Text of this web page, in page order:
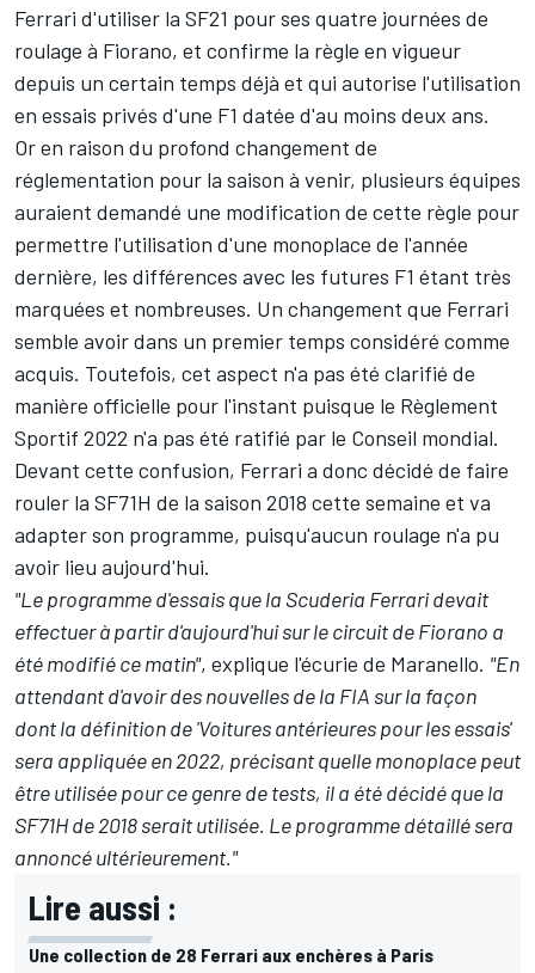
Ferrari d'utiliser la SF21 pour ses quatre journées de
roulage à Fiorano, et confirme la règle en vigueur
depuis un certain temps déjà et qui autorise l'utilisation
en essais privés d'une F1 datée d'au moins deux ans.
Or en raison du profond changement de
réglementation pour la saison à venir, plusieurs équipes
auraient demandé une modification de cette règle pour
permettre l'utilisation d'une monoplace de l'année
dernière, les différences avec les futures F1 étant très
marquées et nombreuses. Un changement que Ferrari
semble avoir dans un premier temps considéré comme
acquis. Toutefois, cet aspect n'a pas été clarifié de
manière officielle pour l'instant puisque le Règlement
Sportif 2022 n'a pas été ratifié par le Conseil mondial.
Devant cette confusion, Ferrari a donc décidé de faire
rouler la SF71H de la saison 2018 cette semaine et va
adapter son programme, puisqu'aucun roulage n'a pu
avoir lieu aujourd'hui.
"Le programme d'essais que la Scuderia Ferrari devait
effectuer à partir d'aujourd'hui sur le circuit de Fiorano a
été modifié ce matin", explique l'écurie de Maranello. "En
attendant d'avoir des nouvelles de la FIA sur la façon
dont la définition de 'Voitures antérieures pour les essais'
sera appliquée en 2022, précisant quelle monoplace peut
être utilisée pour ce genre de tests, il a été décidé que la
SF71H de 2018 serait utilisée. Le programme détaillé sera
annoncé ultérieurement."
Lire aussi :
Une collection de 28 Ferrari aux enchères à Paris